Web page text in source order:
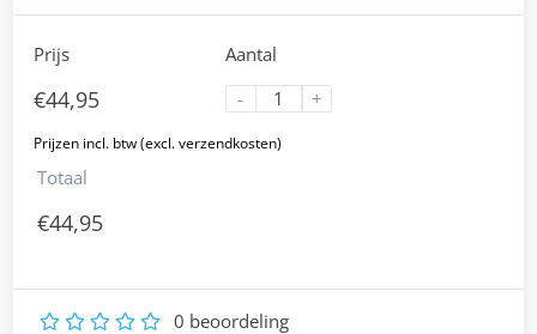
Prijs
€44,95
Aantal
-
+
Totaal
€44,95
5
4
3
2 0 beoordeling